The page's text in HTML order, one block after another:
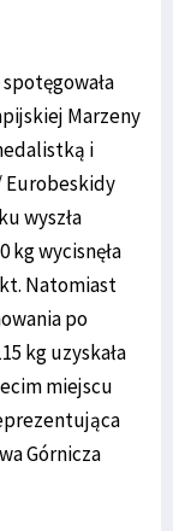
Marzeny
i
Eurobeskidy
wyszła
kg wycisnęła
Natomiast
po
kg uzyskała
miejscu
Górnicza